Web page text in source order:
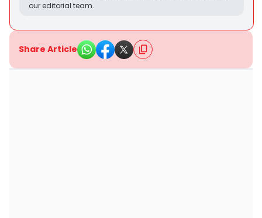
our editorial team.
Share Article